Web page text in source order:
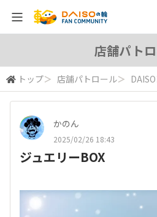
店舗パト
トップ＞ 店舗パトロール＞ DAISO
かのん
2025/02/26 18:43
ジュエリーBOX